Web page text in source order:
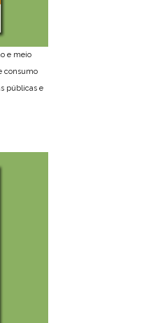
e meio
consumo
públicas e